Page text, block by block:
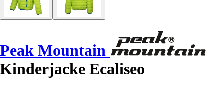
Peak Mountain
Kinderjacke Ecaliseo